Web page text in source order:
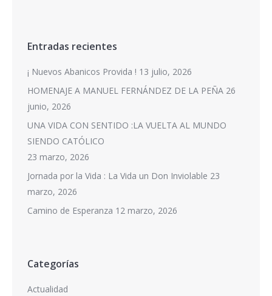
Entradas recientes
¡ Nuevos Abanicos Provida ! 13 julio, 2026
HOMENAJE A MANUEL FERNÁNDEZ DE LA PEÑA 26
junio, 2026
UNA VIDA CON SENTIDO :LA VUELTA AL MUNDO
SIENDO CATÓLICO
23 marzo, 2026
Jornada por la Vida : La Vida un Don Inviolable 23
marzo, 2026
Camino de Esperanza 12 marzo, 2026
Categorías
Actualidad